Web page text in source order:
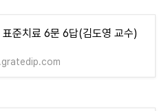
표준치료 6문 6답(김도영 교수)